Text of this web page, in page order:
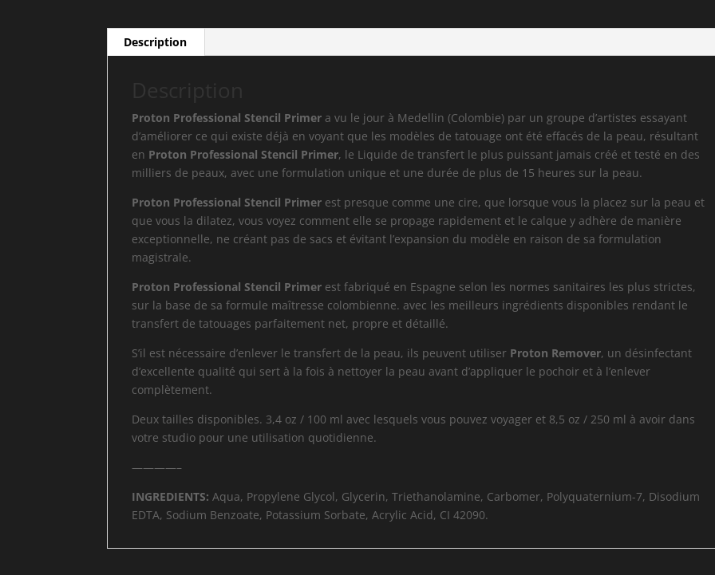
Description
Proton Professional Stencil Primer a vu le jour à Medellin (Colombie) par un groupe d’artistes essayant
d’améliorer ce qui existe déjà en voyant que les modèles de tatouage ont été effacés de la peau, résultant
en Proton Professional Stencil Primer, le Liquide de transfert le plus puissant jamais créé et testé en des
milliers de peaux, avec une formulation unique et une durée de plus de 15 heures sur la peau.
Proton Professional Stencil Primer est presque comme une cire, que lorsque vous la placez sur la peau et
que vous la dilatez, vous voyez comment elle se propage rapidement et le calque y adhère de manière
exceptionnelle, ne créant pas de sacs et évitant l’expansion du modèle en raison de sa formulation
magistrale.
Proton Professional Stencil Primer est fabriqué en Espagne selon les normes sanitaires les plus strictes,
sur la base de sa formule maîtresse colombienne. avec les meilleurs ingrédients disponibles rendant le
transfert de tatouages parfaitement net, propre et détaillé.
S’il est nécessaire d’enlever le transfert de la peau, ils peuvent utiliser Proton Remover, un désinfectant
d’excellente qualité qui sert à la fois à nettoyer la peau avant d’appliquer le pochoir et à l’enlever
complètement.
Deux tailles disponibles. 3,4 oz / 100 ml avec lesquels vous pouvez voyager et 8,5 oz / 250 ml à avoir dans
votre studio pour une utilisation quotidienne.
————–
INGREDIENTS: Aqua, Propylene Glycol, Glycerin, Triethanolamine, Carbomer, Polyquaternium-7, Disodium
EDTA, Sodium Benzoate, Potassium Sorbate, Acrylic Acid, CI 42090.